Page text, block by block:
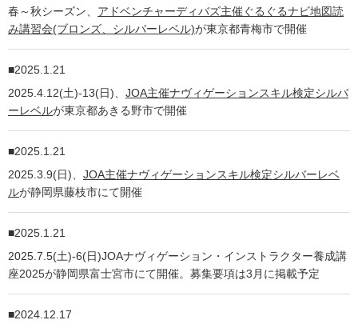
春～秋シーズン、 アドベンチャーディバズ主催ぐるぐるナビ地図読
み講習会(ブロンズ、シルバーレベル)が東京都青梅市で開催
2025.1.21
2025.4.12(土)-13(日)、 JOA主催ナヴィゲーションスキル検定シルバ
ーレベルが東京都あきる野市で開催
2025.1.21
2025.3.9(日)、 JOA主催ナヴィゲーションスキル検定シルバーレベ
ルが静岡県藤枝市にて開催
2025.1.21
2025.7.5(土)-6(日)JOAナヴィゲーション・インストラクター養成講
座2025が静岡県富士宮市にて開催。募集要項は3月に掲載予定
2024.12.17